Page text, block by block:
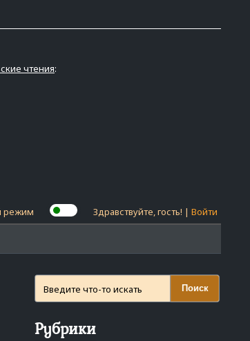
чтения:
режим Здравствуйте, гость! | Войти
Поиск
Рубрики